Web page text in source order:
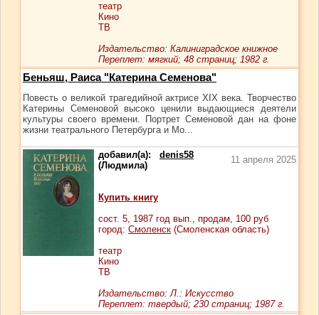
театр
Кино
ТВ
Издательство: Калиниградское книжное
Переплет: мягкий; 48 страниц; 1982 г.
Беньяш, Раиса "Катерина Семенова"
Повесть о великой трагедийной актрисе XIX века. Творчество
Катерины Семеновой высоко ценили выдающиеся деятели
культуры своего времени. Портрет Семеновой дан на фоне
жизни театрального Петербурга и Мо...
добавил(а): denis58
(Людмила)
11 апреля 2025
Купить книгу
сост. 5, 1987 год вып., продам, 100 руб
город: Смоленск (Смоленская область)
театр
Кино
ТВ
Издательство: Л.: Искусство
Переплет: твердый; 230 страниц; 1987 г.